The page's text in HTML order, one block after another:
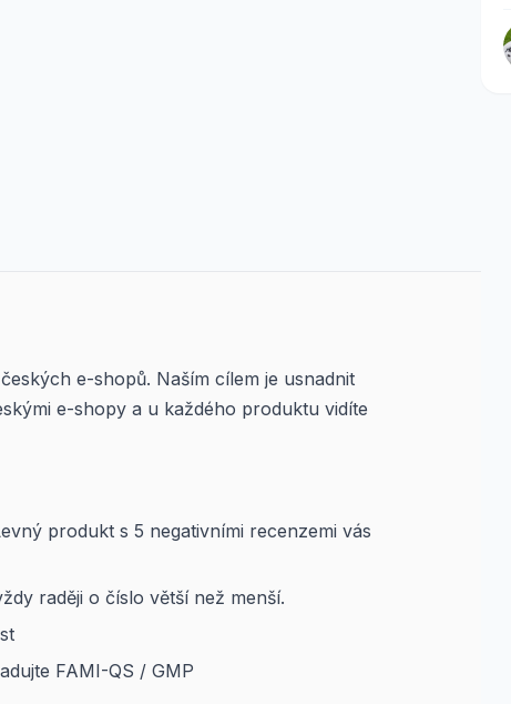
e-shopů. Naším cílem je usnadnit
e-shopy a u každého produktu vidíte
produkt s 5 negativními recenzemi vás
raději o číslo větší než menší.
FAMI-QS / GMP